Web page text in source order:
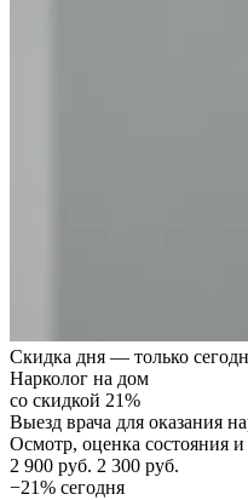
Скидка дня — только
Нарколог на дом
со скидкой 21%
Выезд врача для оказания
Осмотр, оценка состояния
2 900 руб. 2 300 руб.
−21% сегодня